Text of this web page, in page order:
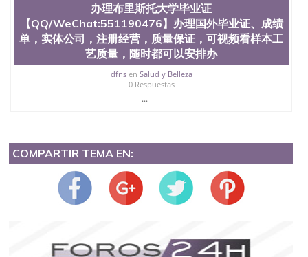
办理布里斯托大学毕业证
【QQ/WeChat:551190476】办理国外毕业证、成绩
单，实体公司，注册经营，质量保证，可视频看样本工
艺质量，随时都可以安排办
dfnsen Salud y Belleza
0 Respuestas
...
COMPARTIR TEMA EN: